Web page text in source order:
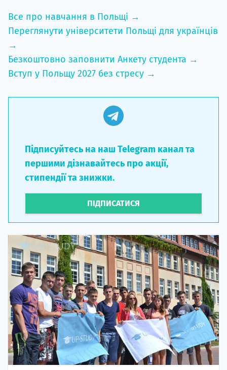
Все про навчання в Польщі →
Переглянути університети Польщі для українців
→
Безкоштовно заповнити Анкету студента →
Вступ у Польщу 2027 без стресу →
Підписуйтесь на наш Telegram канал та
першими дізнавайтесь про акції,
стипендії та знижки.
ПІДПИСАТИСЯ